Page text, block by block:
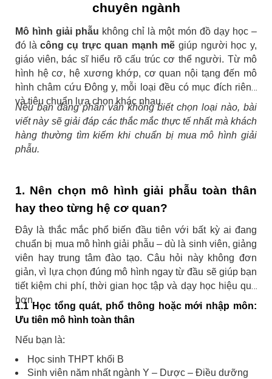
chuyên ngành
Mô hình giải phẫu không chỉ là một món đồ dạy học –
đó là công cụ trực quan mạnh mẽ giúp người học y,
giáo viên, bác sĩ hiểu rõ cấu trúc cơ thể người. Từ mô
hình hệ cơ, hệ xương khớp, cơ quan nội tạng đến mô
hình châm cứu Đông y, mỗi loại đều có mục đích riêng
và tiêu chuẩn lựa chọn khác nhau.
Nếu bạn đang phân vân không biết chọn loại nào, bài
viết này sẽ giải đáp các thắc mắc thực tế nhất mà khách
hàng thường tìm kiếm khi chuẩn bị mua mô hình giải
phẫu.
1. Nên chọn mô hình giải phẫu toàn thân
hay theo từng hệ cơ quan?
Đây là thắc mắc phổ biến đầu tiên với bất kỳ ai đang
chuẩn bị mua mô hình giải phẫu – dù là sinh viên, giảng
viên hay trung tâm đào tạo. Câu hỏi này không đơn
giản, vì lựa chọn đúng mô hình ngay từ đầu sẽ giúp bạn
tiết kiệm chi phí, thời gian học tập và dạy học hiệu quả
hơn.
1.1 Học tổng quát, phổ thông hoặc mới nhập môn:
Ưu tiên mô hình toàn thân
Nếu bạn là:
Học sinh THPT khối B
Sinh viên năm nhất ngành Y – Dược – Điều dưỡng